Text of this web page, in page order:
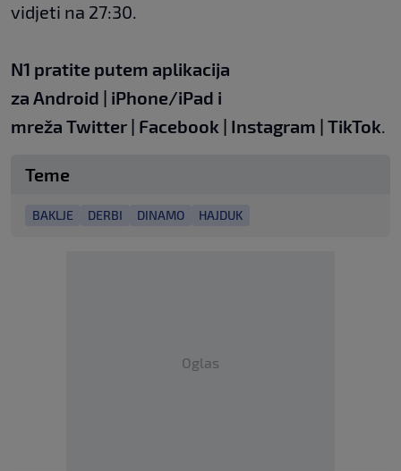
vidjeti na 27:30.
N1 pratite putem aplikacija
za Android | iPhone/iPad i
mreža Twitter | Facebook | Instagram | TikTok.
Teme
BAKLJE DERBI DINAMO HAJDUK
Oglas